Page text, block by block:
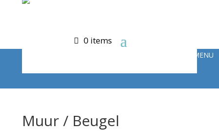
0 items
Muur / Beugel